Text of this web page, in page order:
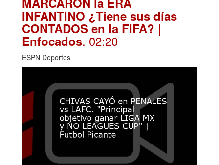
INFANTINO ¿Tiene sus días
CONTADOS en la FIFA? |
Enfocados. 02:20
ESPN Deportes